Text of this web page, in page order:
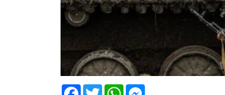
FacebookTwitter WhatsApp